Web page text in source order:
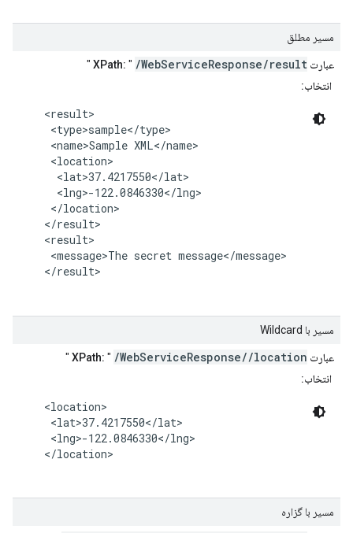
مسیر مطلق
عبارت XPath: " /WebServiceResponse/result
"
انتخاب:
    <result>
     <type>sample</type>
     <name>Sample XML</name>
     <location>
      <lat>37.4217550</lat>
      <lng>-122.0846330</lng>
     </location>
    </result>
    <result>
     <message>The secret message</message>
    </result>
مسیر با Wildcard
عبارت XPath: " /WebServiceResponse//location
"
انتخاب:
    <location>
     <lat>37.4217550</lat>
     <lng>-122.0846330</lng>
    </location>
مسیر با گزاره